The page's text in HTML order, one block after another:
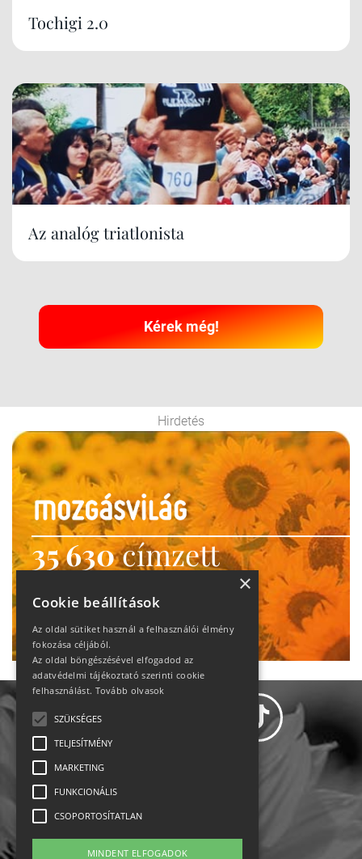
Tochigi 2.0
Az analóg triatlonista
Kérek még!
Hirdetés
35 630címzett
heti motiváció
Ne maradj le!
Állásajánlatok
×
Cookie beállítások
Az oldal sütiket használ a felhasználói élmény
fokozása céljából.
Az oldal böngészésével elfogadod az
adatvédelmi tájékoztató szerinti cookie
felhasználást. Tovább olvasok
SZÜKSÉGES
TELJESÍTMÉNY
MARKETING
FUNKCIONÁLIS
CSOPORTOSÍTATLAN
MINDENT ELFOGADOK